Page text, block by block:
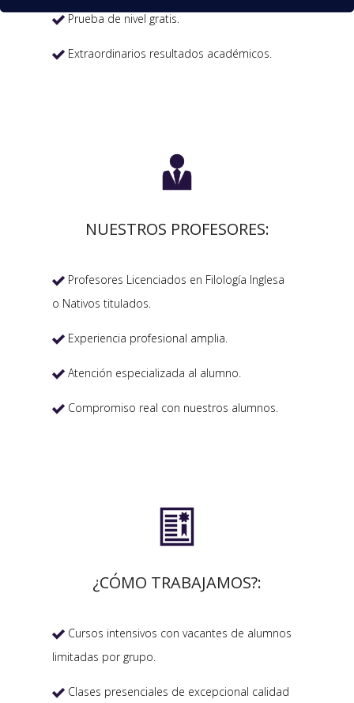
 Prueba de nivel gratis.
 Extraordinarios resultados académicos.

NUESTROS PROFESORES:
 Profesores Licenciados en Filología Inglesa
o Nativos titulados.
 Experiencia profesional amplia.
 Atención especializada al alumno.
 Compromiso real con nuestros alumnos.

¿CÓMO TRABAJAMOS?:
 Cursos intensivos con vacantes de alumnos
limitadas por grupo.
 Clases presenciales de excepcional calidad